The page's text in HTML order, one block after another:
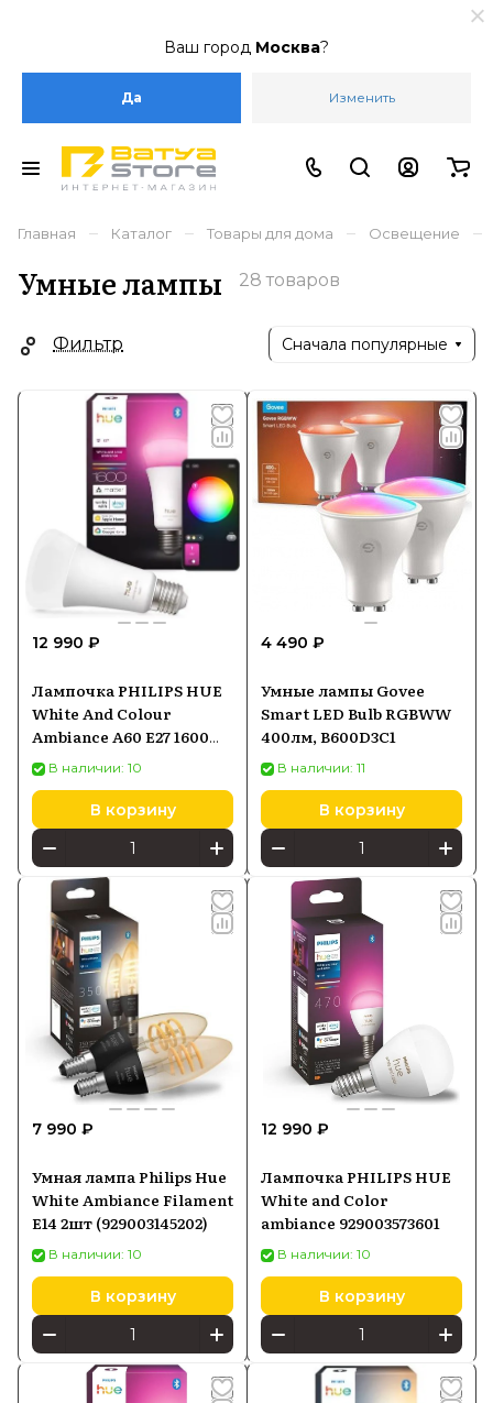
Ваш город Москва?
Да Изменить
Главная – Каталог – Товары для дома – Освещение –
Умные лампы 28 товаров
Фильтр Сначала популярные
12 990 ₽
Лампочка PHILIPS HUE
White And Colour
Ambiance A60 E27 1600
8720169364226
В наличии: 10
В корзину
4 490 ₽
Умные лампы Govee
Smart LED Bulb RGBWW
400лм, B600D3C1
В наличии: 11
В корзину
7 990 ₽
Умная лампа Philips Hue
White Ambiance Filament
E14 2шт (929003145202)
В наличии: 10
В корзину
12 990 ₽
Лампочка PHILIPS HUE
White and Color
ambiance 929003573601
В наличии: 10
В корзину